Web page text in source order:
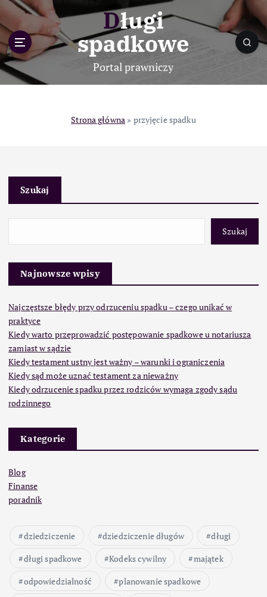
p
o
c
Długi
spadkowe
Portal prawniczy
Strona główna » przyjęcie spadku
Szukaj
Szukaj
Najnowsze wpisy
Najczęstsze błędy przy odrzuceniu spadku – czego unikać w
praktyce
Kiedy warto przeprowadzić postępowanie spadkowe u notariusza
zamiast w sądzie
Kiedy testament ustny jest ważny – warunki i ograniczenia
Kiedy sąd może uznać testament za nieważny
Kiedy odrzucenie spadku przez rodziców wymaga zgody sądu
rodzinnego
Kategorie
Blog
Finanse
poradnik
dziedziczenie dziedziczenie długów
długi
długi spadkowe
Kodeks cywilny
majątek
odpowiedzialność
planowanie spadkowe